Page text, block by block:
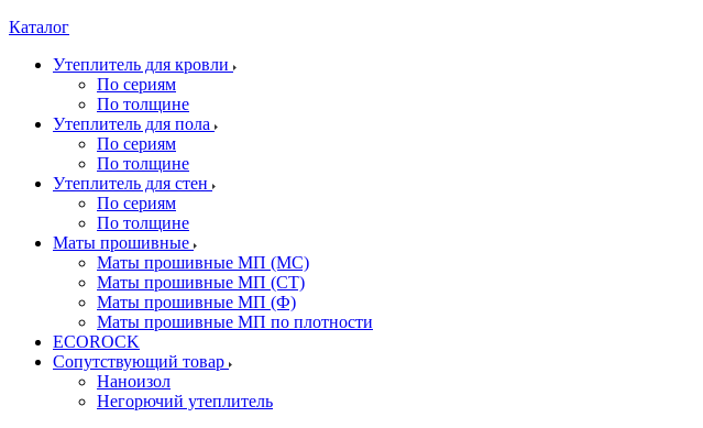
Каталог
Утеплитель для кровли
По сериям
По толщине
Утеплитель для пола
По сериям
По толщине
Утеплитель для стен
По сериям
По толщине
Маты прошивные
Маты прошивные МП (МС)
Маты прошивные МП (СТ)
Маты прошивные МП (Ф)
Маты прошивные МП по плотности
ECOROCK
Сопутствующий товар
Наноизол
Негорючий утеплитель